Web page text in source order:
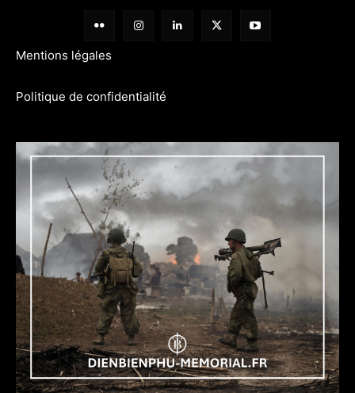
Mentions légales
Politique de confidentialité